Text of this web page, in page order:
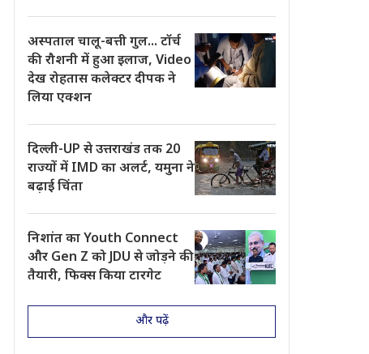
अस्पताल चालू-बत्ती गुल... टॉर्च
की रौशनी में हुआ इलाज, Video
देख रोहतास कलेक्टर दीपक ने
लिया एक्शन
दिल्ली-UP से उत्तराखंड तक 20
राज्यों में IMD का अलर्ट, यमुना ने
बढ़ाई चिंता
निशांत का Youth Connect
और Gen Z को JDU से जोड़ने की
तैयारी, फिक्स किया टारगेट
और पढ़ें